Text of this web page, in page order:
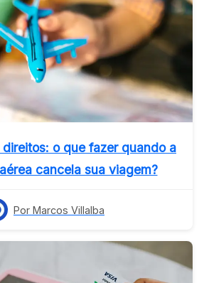
o que fazer quando a
cancela sua viagem?
Por Marcos Villalba